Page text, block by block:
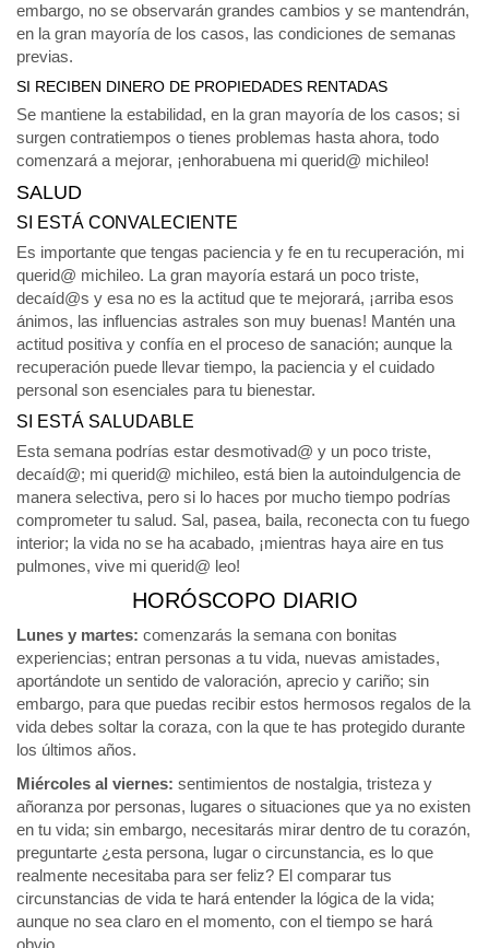
embargo, no se observarán grandes cambios y se mantendrán,
en la gran mayoría de los casos, las condiciones de semanas
previas.
SI RECIBEN DINERO DE PROPIEDADES RENTADAS
Se mantiene la estabilidad, en la gran mayoría de los casos; si
surgen contratiempos o tienes problemas hasta ahora, todo
comenzará a mejorar, ¡enhorabuena mi querid@ michileo!
SALUD
SI ESTÁ CONVALECIENTE
Es importante que tengas paciencia y fe en tu recuperación, mi
querid@ michileo. La gran mayoría estará un poco triste,
decaíd@s y esa no es la actitud que te mejorará, ¡arriba esos
ánimos, las influencias astrales son muy buenas! Mantén una
actitud positiva y confía en el proceso de sanación; aunque la
recuperación puede llevar tiempo, la paciencia y el cuidado
personal son esenciales para tu bienestar.
SI ESTÁ SALUDABLE
Esta semana podrías estar desmotivad@ y un poco triste,
decaíd@; mi querid@ michileo, está bien la autoindulgencia de
manera selectiva, pero si lo haces por mucho tiempo podrías
comprometer tu salud. Sal, pasea, baila, reconecta con tu fuego
interior; la vida no se ha acabado, ¡mientras haya aire en tus
pulmones, vive mi querid@ leo!
HORÓSCOPO DIARIO
Lunes y martes: comenzarás la semana con bonitas
experiencias; entran personas a tu vida, nuevas amistades,
aportándote un sentido de valoración, aprecio y cariño; sin
embargo, para que puedas recibir estos hermosos regalos de la
vida debes soltar la coraza, con la que te has protegido durante
los últimos años.
Miércoles al viernes: sentimientos de nostalgia, tristeza y
añoranza por personas, lugares o situaciones que ya no existen
en tu vida; sin embargo, necesitarás mirar dentro de tu corazón,
preguntarte ¿esta persona, lugar o circunstancia, es lo que
realmente necesitaba para ser feliz? El comparar tus
circunstancias de vida te hará entender la lógica de la vida;
aunque no sea claro en el momento, con el tiempo se hará
obvio.